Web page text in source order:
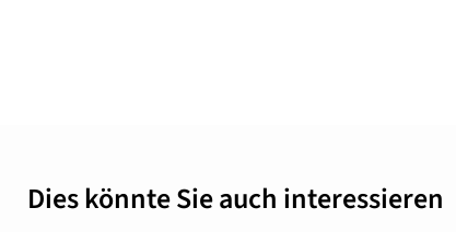
Dies könnte Sie auch interessieren